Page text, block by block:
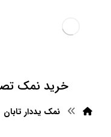
خرید نمک
نمک یددار تابان